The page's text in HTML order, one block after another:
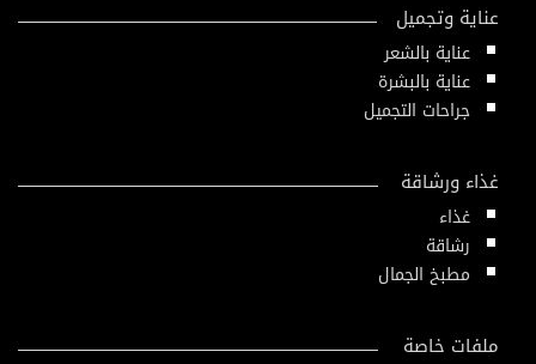
عناية وتجميل
عناية بالشعر
عناية بالبشرة
جراحات التجميل
غذاء ورشاقة
غذاء
رشاقة
مطبخ الجمال
ملفات خاصة